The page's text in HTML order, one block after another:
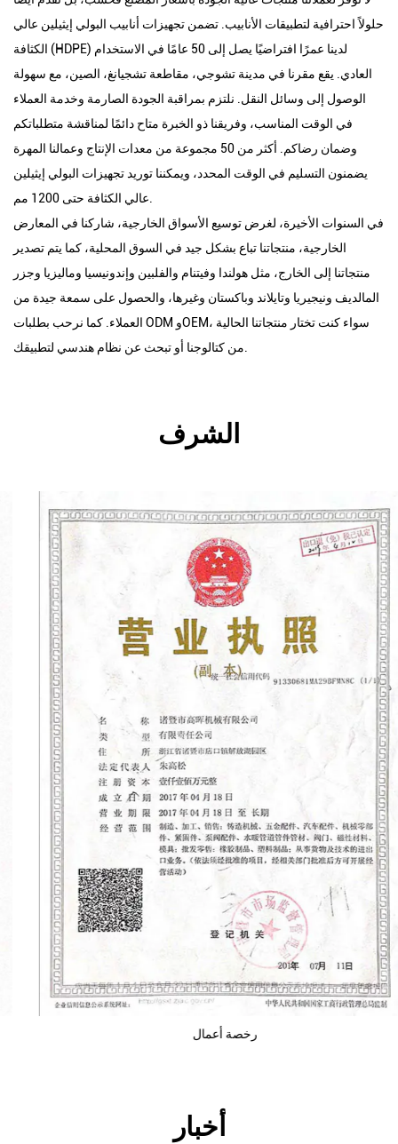
حلولاً احترافية لتطبيقات الأنابيب. تضمن تجهيزات أنابيب البولي إيثيلين عالي
الكثافة (HDPE) لدينا عمرًا افتراضيًا يصل إلى 50 عامًا في الاستخدام
العادي. يقع مقرنا في مدينة تشوجي، مقاطعة تشجيانغ، الصين، مع سهولة
الوصول إلى وسائل النقل. نلتزم بمراقبة الجودة الصارمة وخدمة العملاء
في الوقت المناسب، وفريقنا ذو الخبرة متاح دائمًا لمناقشة متطلباتكم
وضمان رضاكم. أكثر من 50 مجموعة من معدات الإنتاج وعمالنا المهرة
يضمنون التسليم في الوقت المحدد، ويمكننا توريد تجهيزات البولي إيثيلين
عالي الكثافة حتى 1200 مم.
في السنوات الأخيرة، لغرض توسيع الأسواق الخارجية، شاركنا في المعارض
الخارجية، منتجاتنا تباع بشكل جيد في السوق المحلية، كما يتم تصدير
منتجاتنا إلى الخارج، مثل هولندا وفيتنام والفلبين وإندونيسيا وماليزيا وجزر
المالديف ونيجيريا وتايلاند وباكستان وغيرها، والحصول على سمعة جيدة من
العملاء. كما نرحب بطلبات ODM وOEM، سواء كنت تختار منتجاتنا الحالية
من كتالوجنا أو تبحث عن نظام هندسي لتطبيقك.
الشرف
رخصة أعمال
أخبار